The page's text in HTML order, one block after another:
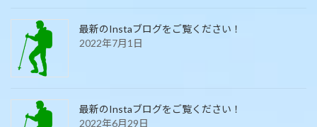
最新のInstaブログをご覧ください！
2022年7月1日
最新のInstaブログをご覧ください！
2022年6月29日